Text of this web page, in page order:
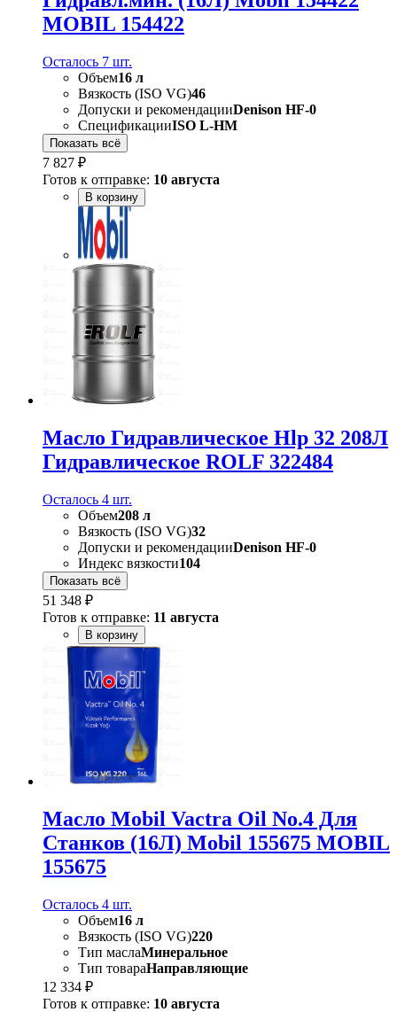
MOBIL 154422
Осталось 7 шт.
Объем16 л
Вязкость (ISO VG)46
Допуски и рекомендацииDenison HF-0
СпецификацииISO L-HM
Показать всё
7 827 ₽
Готов к отправке: 10 августа
В корзину
Масло Гидравлическое Hlp 32 208Л
Гидравлическое ROLF 322484
Осталось 4 шт.
Объем208 л
Вязкость (ISO VG)32
Допуски и рекомендацииDenison HF-0
Индекс вязкости104
Показать всё
51 348 ₽
Готов к отправке: 11 августа
В корзину
Масло Mobil Vactra Oil No.4 Для
Станков (16Л) Mobil 155675 MOBIL
155675
Осталось 4 шт.
Объем16 л
Вязкость (ISO VG)220
Тип маслаМинеральное
Тип товараНаправляющие
12 334 ₽
Готов к отправке: 10 августа